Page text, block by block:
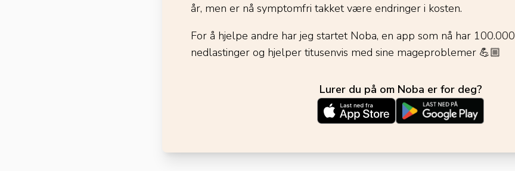
år, men er nå symptomfri takket være endringer i kosten.
For å hjelpe andre har jeg startet Noba, en app som nå har 100.000
nedlastinger og hjelper titusenvis med sine mageproblemer 💪🏼
Lurer du på om Noba er for deg?